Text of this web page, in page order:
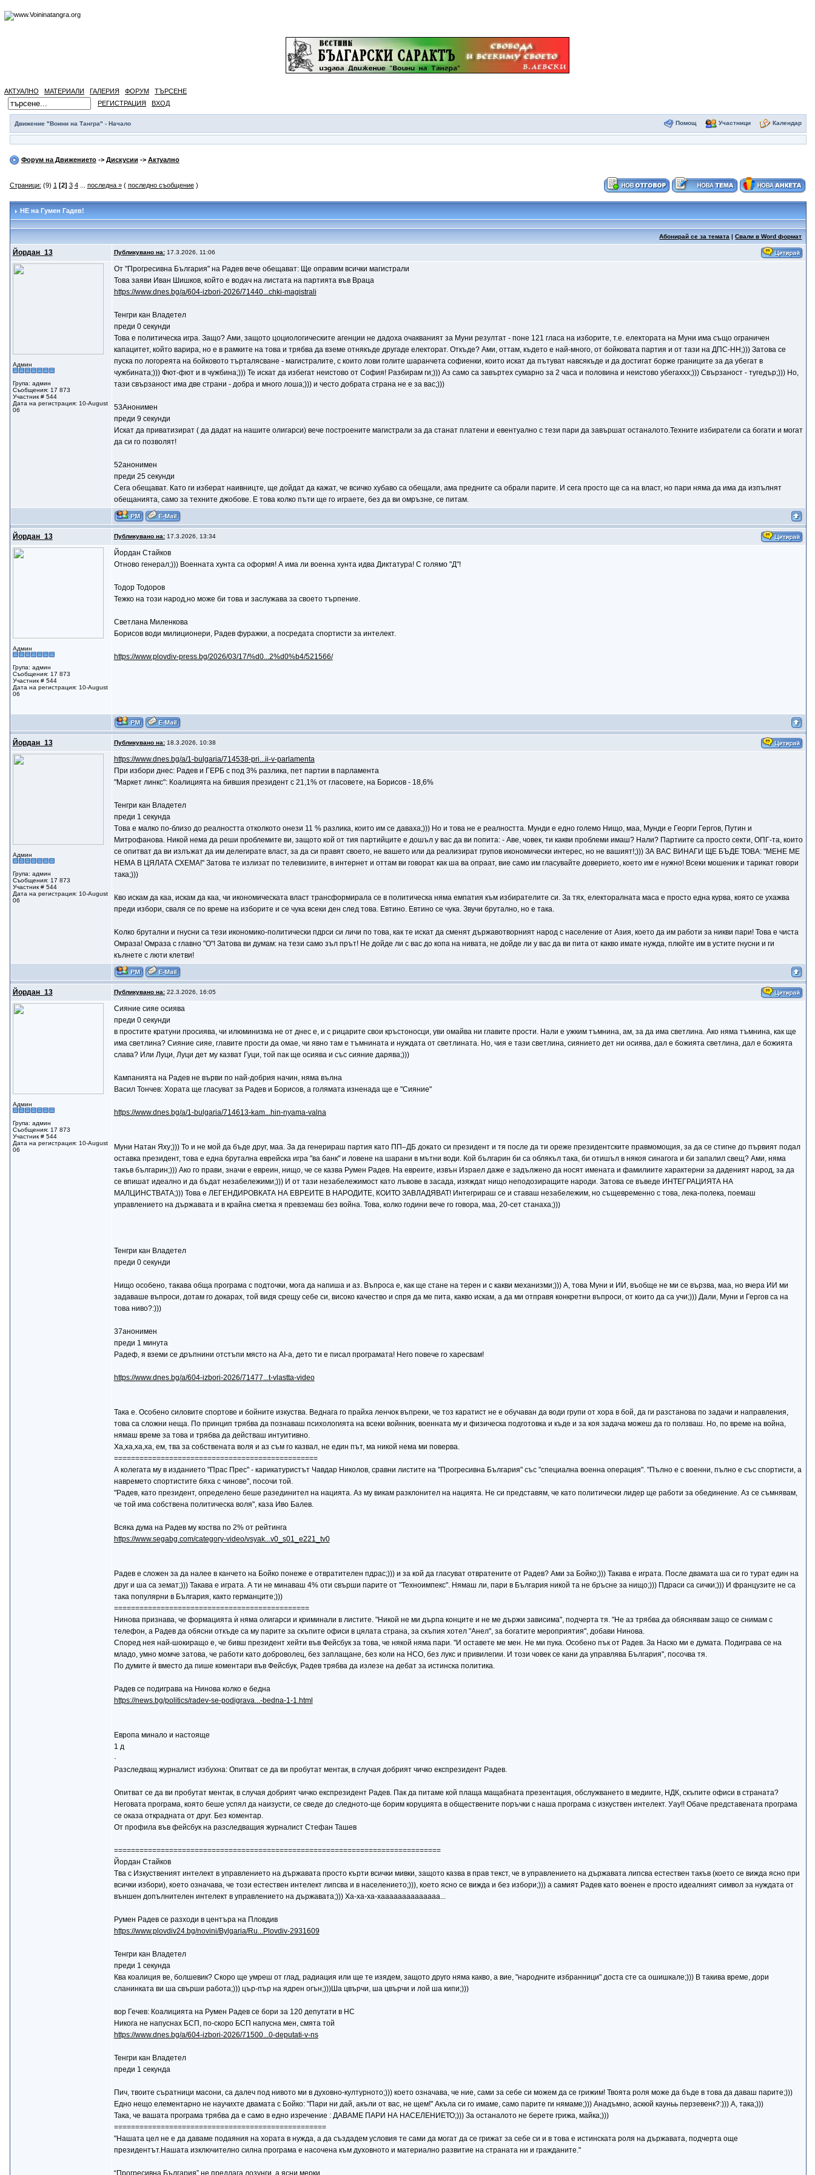
АКТУАЛНО МАТЕРИАЛИ ГАЛЕРИЯ ФОРУМ
ТЪРСЕНЕ
РЕГИСТРАЦИЯ
ВХОД
Движение "Воини на Тангра" - Начало Помощ Участници Календар
Форум на Движението-> Дискусии -> Актуално
Страници: (9) 1 [2] 3 4... последна »( последно съобщение)
НЕ на Гумен Гадев!
Абонирай се за темата |Свали в Word формат
Йордан_13 Публикувано на:17.3.2026, 11:06
Админ
Група: админ
Съобщения: 17 873
Участник # 544
Дата на регистрация: 10-August
06
От "Прогресивна България" на Радев вече обещават: Ще оправим всички магистрали
Това заяви Иван Шишков, който е водач на листата на партията във Враца
https://www.dnes.bg/a/604-izbori-2026/71440...chki-magistrali
Тенгри кан Владетел
преди 0 секунди
Това е политическа игра. Защо? Ами, защото цоциологическите агенции не дадоха очакваният за Муни резултат - поне 121 гласа на изборите, т.е. електората на Муни има също ограничен
капацитет, който варира, но е в рамките на това и трябва да вземе отнякъде другаде електорат. Откъде? Ами, оттам, където е най-много, от бойковата партия и от тази на ДПС-НН;))) Затова се
пуска по логореята на бойковото търталясване - магистралите, с които лови голите шаранчета софиенки, които искат да пътуват навсякъде и да достигат борже границите за да убегат в
чужбината;))) Фют-фют и в чужбина;))) Те искат да избегат неистово от София! Разбирам ги;))) Аз само са завъртех сумарно за 2 часа и половина и неистово убегаххх;))) Свързаност - тугедър;))) Но,
тази свързаност има две страни - добра и много лоша;))) и често добрата страна не е за вас;)))
53Анонимен
преди 9 секунди
Искат да приватизират ( да дадат на нашите олигарси) вече построените магистрали за да станат платени и евентуално с тези пари да завършат останалото.Техните избиратели са богати и могат
да си го позволят!
52анонимен
преди 25 секунди
Сега обещават. Като ги изберат наивницте, ще дойдат да кажат, че всичко хубаво са обещали, ама предните са обрали парите. И сега просто ще са на власт, но пари няма да има да изпълнят
обещанията, само за техните джобове. Е това колко пъти ще го играете, без да ви омръзне, се питам.
Йордан_13 Публикувано на:17.3.2026, 13:34
Админ
Група: админ
Съобщения: 17 873
Участник # 544
Дата на регистрация: 10-August
06
Йордан Стайков
Отново генерал;))) Военната хунта са оформя! А има ли военна хунта идва Диктатура! С голямо "Д"!
Тодор Тодоров
Тежко на този народ,но може би това и заслужава за своето търпение.
Светлана Миленкова
Борисов води милиционери, Радев фуражки, а посредата спортисти за интелект.
https://www.plovdiv-press.bg/2026/03/17/%d0...2%d0%b4/521566/
Йордан_13 Публикувано на:18.3.2026, 10:38
Админ
Група: админ
Съобщения: 17 873
Участник # 544
Дата на регистрация: 10-August
06
https://www.dnes.bg/a/1-bulgaria/714538-pri...ii-v-parlamenta
При избори днес: Радев и ГЕРБ с под 3% разлика, пет партии в парламента
"Маркет линкс": Коалицията на бившия президент с 21,1% от гласовете, на Борисов - 18,6%
Тенгри кан Владетел
преди 1 секунда
Tова е малко по-близо до реалността отколкото онези 11 % разлика, които им се даваха;))) Но и това не е реалността. Мунди е едно големо Нищо, маа, Мунди е Георги Гергов, Путин и
Митрофанова. Никой нема да реши проблемите ви, защото кой от тия партийците е дошъл у вас да ви попита: - Аве, човек, ти какви проблеми имаш? Нали? Партиите са просто секти, ОПГ-та, които
се опитват да ви излъжат да им делегирате власт, за да си правят своето, не вашето или да реализират групов икономически интерес, но не вашият!;))) ЗА ВАС ВИНАГИ ЩЕ БЪДЕ ТОВА: "МЕНЕ МЕ
НЕМА В ЦЯЛАТА СХЕМА!" Затова те излизат по телевизиите, в интернет и оттам ви говорат как ша ва опраат, вие само им гласувайте доверието, което им е нужно! Всеки мошеник и тарикат говори
така;)))
Кво искам да каа, искам да каа, чи икономическата власт трансформирала се в политическа няма емпатия към избирателите си. За тях, електоралната маса е просто една курва, която се ухажва
преди избори, сваля се по време на изборите и се чука всеки ден след това. Евтино. Евтино се чука. Звучи брутално, но е така.
Koлко брутални и гнусни са тези икономико-политически пдрси си личи по това, как те искат да сменят държавотворният народ с население от Азия, което да им работи за никви пари! Това е чиста
Омраза! Омраза с главно "О"! Затова ви думам: на тези само зъл прът! Не дойде ли с вас до копа на нивата, не дойде ли у вас да ви пита от какво имате нужда, плюйте им в устите гнусни и ги
кълнете с люти клетви!
Йордан_13 Публикувано на:22.3.2026, 16:05
Админ
Група: админ
Съобщения: 17 873
Участник # 544
Дата на регистрация: 10-August
06
Сияние сияе осиява
преди 0 секунди
в простите кратуни просиява, чи илюминизма не от днес е, и с рицарите свои кръстоносци, уви омайва ни главите прости. Нали е ужким тъмнина, ам, за да има светлина. Ако няма тъмнина, как ще
има светлина? Сияние сияе, главите прости да омае, чи явно там е тъмнината и нуждата от светлината. Но, чия е тази светлина, сиянието дет ни осиява, дал е божията светлина, дал е божията
слава? Или Луци, Луци дет му казват Гуци, той пак ще осиява и със сияние дарява;)))
Кампанията на Радев не върви по най-добрия начин, няма вълна
Васил Тончев: Хората ще гласуват за Радев и Борисов, а голямата изненада ще е "Сияние"
https://www.dnes.bg/a/1-bulgaria/714613-kam...hin-nyama-valna
Муни Натан Яху;))) То и не мой да бъде друг, маа. За да генерираш партия като ПП–ДБ докато си президент и тя после да ти ореже президентските правмомощия, за да се стигне до първият подал
оставка президент, това е една брутална еврейска игра "ва банк" и ловене на шарани в мътни води. Кой българин би са облякъл така, би отишъл в някоя синагога и би запалил свещ? Ами, няма
такъв българин;))) Ако го прави, значи е евреин, нищо, че се казва Румен Радев. На евреите, извън Израел даже е задължено да носят имената и фамилиите характерни за даденият народ, за да
се впишат идеално и да бъдат незабележими;))) И от тази незабележимост като лъвове в засада, изяждат нищо неподозиращите народи. Затова се въведе ИНТЕГРАЦИЯТА НА
МАЛЦИНСТВАТА;))) Това е ЛЕГЕНДИРОВКАТА НА ЕВРЕИТЕ В НАРОДИТЕ, КОИТО ЗАВЛАДЯВАТ! Интегрираш се и ставаш незабележим, но същевременно с това, лека-полека, поемаш
управлението на държавата и в крайна сметка я превземаш без война. Това, колко години вече го говора, маа, 20-сет станаха;)))
Тенгри кан Владетел
преди 0 секунди
Нищо особено, такава обща програма с подточки, мога да напиша и аз. Въпроса е, как ще стане на терен и с какви механизми;))) А, това Муни и ИИ, въобще не ми се вързва, маа, но вчера ИИ ми
задаваше въпроси, дотам го докарах, той видя срещу себе си, високо качество и спря да ме пита, какво искам, а да ми отправя конкретни въпроси, от които да са учи;))) Дали, Муни и Гергов са на
това ниво?:)))
37анонимен
преди 1 минута
Радеф, я вземи се дръпнини отстъпи място на АI-a, дето ти е писал програмата! Него повече го харесвам!
https://www.dnes.bg/a/604-izbori-2026/71477...t-vlastta-video
Taка е. Особено силовите спортове и бойните изкуства. Веднага го прайха ленчок въпреки, че тоз каратист не е обучаван да води групи от хора в бой, да ги разстанова по задачи и направления,
това са сложни неща. По принцип трябва да познаваш психологията на всеки войнник, военната му и физическа подготовка и къде и за коя задача можеш да го ползваш. Но, по време на война,
нямаш време за това и трябва да действаш интуитивно.
Ха,ха,ха,ха, ем, тва за собствената воля и аз съм го казвал, не един път, ма никой нема ми поверва.
================================================
А колегата му в изданието "Прас Прес" - карикатуристът Чавдар Николов, сравни листите на "Прогресивна България" със "специална военна операция". "Пълно е с военни, пълно е със спортисти, а
навремето спортистите бяха с чинове", посочи той.
"Радев, като президент, определено беше разединител на нацията. Аз му викам разклонител на нацията. Не си представям, че като политически лидер ще работи за обединение. Аз се съмнявам,
че той има собствена политическа воля", каза Иво Балев.
Всяка дума на Радев му коства по 2% от рейтинга
https://www.segabg.com/category-video/vsyak...v0_s01_e221_tv0
Радев е сложен за да налее в канчето на Бойко понеже е отвратителен пдрас;))) и за кой да гласуват отвратените от Радев? Ами за Бойко;))) Такава е играта. После двамата ша си го турат един на
друг и ша са земат;))) Такава е играта. А ти не минаваш 4% оти свърши парите от "Техноимпекс". Нямаш ли, пари в България никой та не бръсне за нищо;))) Пдраси са сички;))) И французите не са
така популярни в България, както германците;)))
==============================================
Нинова признава, че формацията ѝ няма олигарси и криминали в листите. "Никой не ми дърпа конците и не ме държи зависима", подчерта тя. "Не аз трябва да обяснявам защо се снимам с
телефон, а Радев да обясни откъде са му парите за скъпите офиси в цялата страна, за скъпия хотел "Анел", за богатите мероприятия", добави Нинова.
Според нея най-шокиращо е, че бивш президент хейти във Фейсбук за това, че някой няма пари. "И оставете ме мен. Не ми пука. Особено пък от Радев. За Наско ми е думата. Подиграва се на
младо, умно момче затова, че работи като доброволец, без заплащане, без коли на НСО, без лукс и привилегии. И този човек се кани да управлява България", посочва тя.
По думите ѝ вместо да пише коментари във Фейсбук, Радев трябва да излезе на дебат за истинска политика.
Радев се подиграва на Нинова колко е бедна
https://news.bg/politics/radev-se-podigrava...-bedna-1-1.html
Европа минало и настояще
1 д
·
Разследващ журналист избухна: Опитват се да ви пробутат ментак, в случая добрият чичко експрезидент Радев.
Опитват се да ви пробутат ментак, в случая добрият чичко експрезидент Радев. Пак да питаме кой плаща мащабната презентация, обслужването в медиите, НДК, скъпите офиси в страната?
Неговата програма, която беше успял да наизусти, се сведе до следното-ще борим коруцията в обществените поръчки с наша програма с изкуствен интелект. Уау!! Обаче представената програма
се оказа открадната от друг. Без коментар.
От профила във фейсбук на разследващия журналист Стефан Ташев
=============================================================================
Йордан Стайков
Tва с Изкуственият интелект в управлението на държавата просто кърти всички мивки, защото казва в прав текст, че в управлението на държавата липсва естествен такъв (което се вижда ясно при
всички избори), което означава, че този естествен интелект липсва и в населението;))), което ясно се вижда и без избори;))) а самият Радев като военен е просто идеалният символ за нуждата от
външен допълнителен интелект в управлението на държавата;))) Ха-ха-ха-хаааааааааааааа...
Румен Радев се разходи в центъра на Пловдив
https://www.plovdiv24.bg/novini/Bylgaria/Ru...Plovdiv-2931609
Тенгри кан Владетел
преди 1 секунда
Ква коалиция ве, болшевик? Скоро ще умреш от глад, радиация или ще те изядем, защото друго няма какво, а вие, "народните избранници" доста сте са ошишкале;))) В такива време, дори
сланинката ви ша свърши работа;))) цър-пър на ядрен огън;)))Ша цвърчи, ша цвърчи и лой ша кипи;)))
вор Гечев: Коалицията на Румен Радев се бори за 120 депутати в НС
Никога не напуснах БСП, по-скоро БСП напусна мен, смята той
https://www.dnes.bg/a/604-izbori-2026/71500...0-deputati-v-ns
Тенгри кан Владетел
преди 1 секунда
Пич, твоите съратници масони, са далеч под нивото ми в духовно-културното;))) което означава, че ние, сами за себе си можем да се грижим! Твоята роля може да бъде в това да даваш парите;)))
Едно нещо елементарно не научихте двамата с Бойко: "Пари ни дай, акъли от вас, не щем!" Акъла си го имаме, само парите ги нямаме;))) Анадъмно, аскюй кауньь перзевенк?:))) А, така;)))
Така, че вашата програма трябва да е само в едно изречение : ДАВАМЕ ПАРИ НА НАСЕЛЕНИЕТО;))) За останалото не берете грижа, майка;)))
==================================================
"Нашата цел не е да даваме подаяния на хората в нужда, а да създадем условия те сами да могат да се грижат за себе си и в това е истинската роля на държавата, подчерта още
президентът.Нашата изключително силна програма е насочена към духовното и материално развитие на страната ни и гражданите."
“Прогресивна България” не предлага лозунги, а ясни мерки